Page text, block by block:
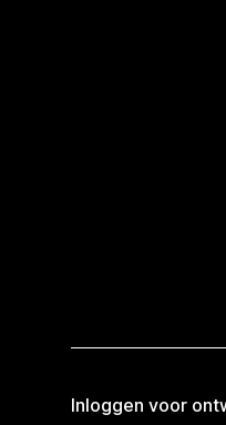
Inloggen voor